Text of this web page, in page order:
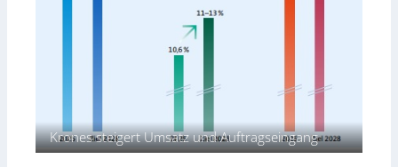
d
e
h
i
Krones steigert Umsatz und Auftragseingang